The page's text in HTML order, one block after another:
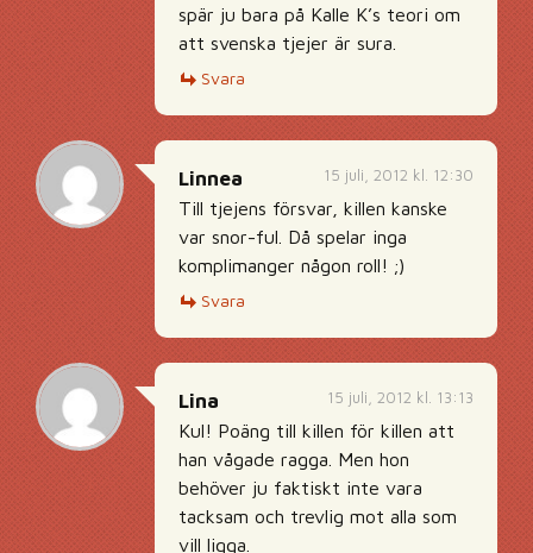
spär ju bara på Kalle K’s teori om
att svenska tjejer är sura.
Svara
15 juli, 2012 kl. 12:30
Linnea
Till tjejens försvar, killen kanske
var snor-ful. Då spelar inga
komplimanger någon roll! ;)
Svara
15 juli, 2012 kl. 13:13
Lina
Kul! Poäng till killen för killen att
han vågade ragga. Men hon
behöver ju faktiskt inte vara
tacksam och trevlig mot alla som
vill ligga.